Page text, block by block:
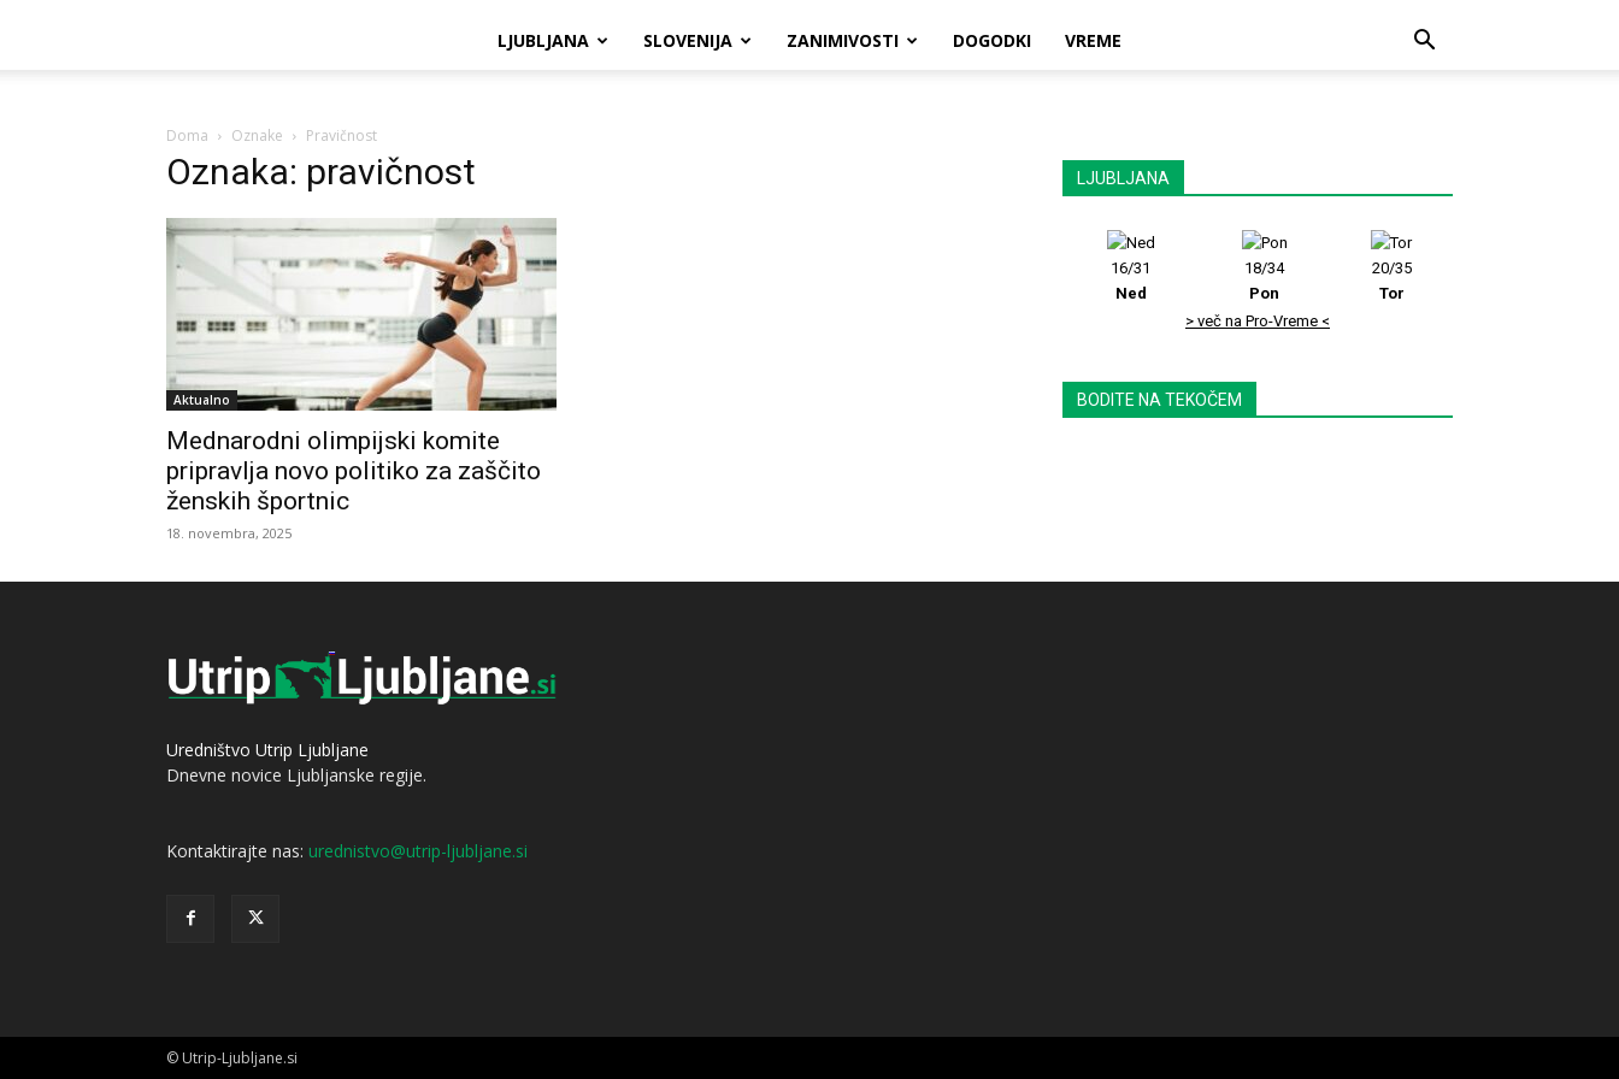
LJUBLJANA SLOVENIJA ZANIMIVOSTI DOGODKI VREME
Doma Oznake Pravičnost
Oznaka: pravičnost
Aktualno
Mednarodni olimpijski komite
pripravlja novo politiko za zaščito
ženskih športnic
18. novembra, 2025
LJUBLJANA
16/31
Ned
18/34
Pon
20/35
Tor
> več na Pro-Vreme <
BODITE NA TEKOČEM
Uredništvo Utrip Ljubljane
Dnevne novice Ljubljanske regije.
Kontaktirajte nas: urednistvo@utrip-ljubljane.si
© Utrip-Ljubljane.si